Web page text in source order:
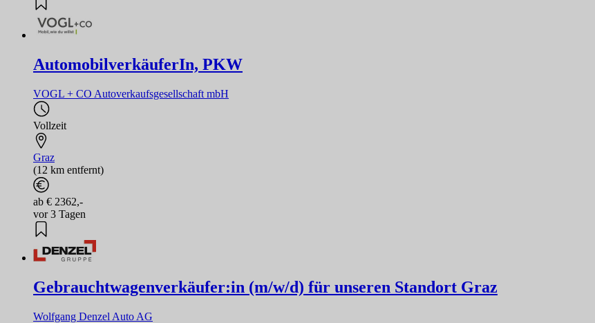
AutomobilverkäuferIn, PKW
VOGL + CO Autoverkaufsgesellschaft mbH
Vollzeit
Graz
(12 km entfernt)
ab € 2362,-
vor 3 Tagen
Gebrauchtwagenverkäufer:in (m/w/d) für unseren Standort Graz
Wolfgang Denzel Auto AG